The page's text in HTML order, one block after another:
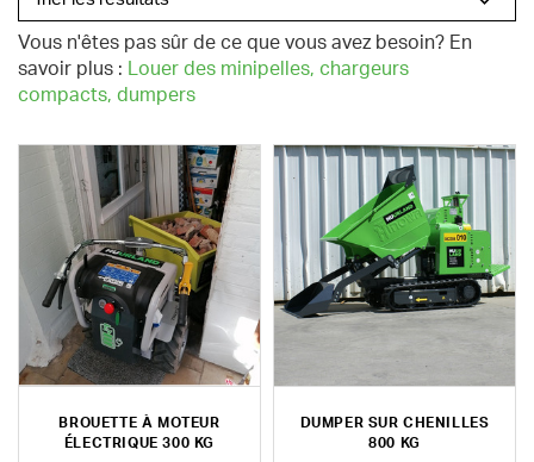
Vous n'êtes pas sûr de ce que vous avez besoin? En
savoir plus :
Louer des minipelles, chargeurs
compacts, dumpers
BROUETTE À MOTEUR
ÉLECTRIQUE 300 KG
DUMPER SUR CHENILLES
800 KG